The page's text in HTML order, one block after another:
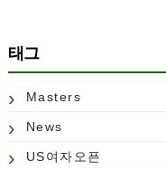
태그
Masters
News
US여자오픈